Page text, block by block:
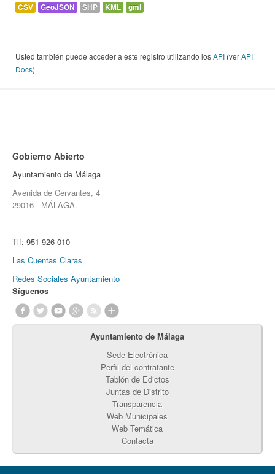
CSV GeoJSON SHP KML gml
Usted también puede acceder a este registro utilizando losAPI (verAPI
Docs).
Gobierno Abierto
Ayuntamiento de Málaga
Avenida de Cervantes, 4
29016 - MÁLAGA.
Tlf: 951 926 010
Las Cuentas Claras
Redes Sociales Ayuntamiento
Síguenos
Ayuntamiento de Málaga
Sede Electrónica
Perfil del contratante
Tablón de Edictos
Juntas de Distrito
Transparencia
Web Municipales
Web Temática
Contacta